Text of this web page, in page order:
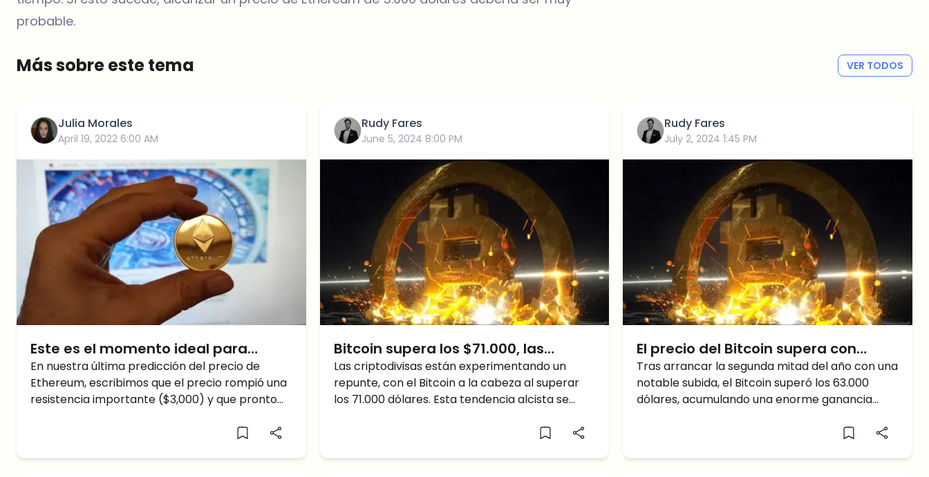
probable.
Más sobre este tema VER TODOS
Julia Morales
April 19, 2022 6:00 AM
Este es el momento ideal para
comprar Ethereum
En nuestra última predicción del precio de
Ethereum, escribimos que el precio rompió una
resistencia importante ($3,000) y que pronto
hablamos sobre el potencial retroceso de ETH
Rudy Fares
June 5, 2024 8:00 PM
Bitcoin supera los $71.000, las
altcoins le siguen, la vista puesta en
nuevos máximos
Las criptodivisas están experimentando un
repunte, con el Bitcoin a la cabeza al superar
los 71.000 dólares. Esta tendencia alcista se
optimismo en todo el mercado. Alcanzará
Rudy Fares
July 2, 2024 1:45 PM
El precio del Bitcoin supera con
fuerza los 63.000 a partir de H2, pero
¿próxima caída o subida?
Tras arrancar la segunda mitad del año con una
notable subida, el Bitcoin superó los 63.000
dólares, acumulando una enorme ganancia